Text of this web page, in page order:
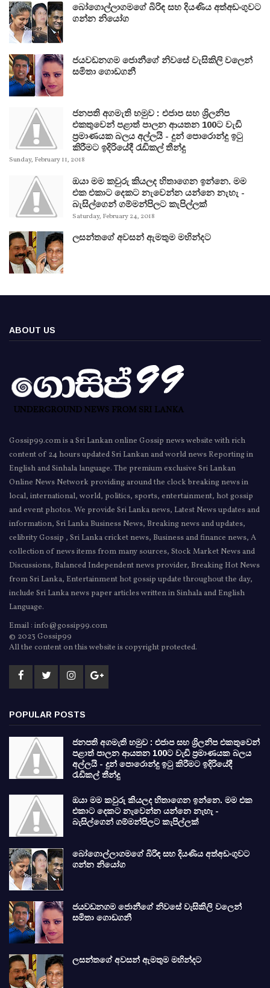
බෝගොල්ලාගමගේ බිරිඳ සහ දියණිය අත්අඩංගුවට
ගන්න නියෝග
ජයවඩනගම ජොනීගේ නිවසේ වැසිකිලි වලෙන්
සමිතා ගොඩගනී
ජනපති අගමැති හමුව : එජාප සහ ශ්‍රිලනිප
එකතුවෙන් පළාත් පාලන ආයතන 100ට වැඩි
ප්‍රමාණයක බලය අල්ලයි - දුන් පොරොන්දු ඉටු
කිරීමට ඉදිරියේදී රැඩිකල් තීන්දු
Sunday, February 11, 2018
ඔයා මම කවුරු කියලද හිතාගෙන ඉන්නෙ. මම
එක එකාට දෙකට නැවෙන්න යන්නෙ නැහැ -
බැසිල්ගෙන් ගම්මන්පිලට කැපිල්ලක්
Saturday, February 24, 2018
ලසන්තගේ අවසන් ඇමතුම මහින්දට
ABOUT US
Gossip99.com is a Sri Lankan online Gossip news website with rich
content of 24 hours updated Sri Lankan and world news Reporting in
English and Sinhala language. The premium exclusive Sri Lankan
Online News Network providing around the clock breaking news in
local, international, world, politics, sports, entertainment, hot gossip
and event photos. We provide Sri Lanka news, Latest News updates and
information, Sri Lanka Business News, Breaking news and updates,
celibrity Gossip , Sri Lanka cricket news, Business and finance news, A
collection of news items from many sources, Stock Market News and
Discussions, Balanced Independent news provider, Breaking Hot News
from Sri Lanka, Entertainment hot gossip update throughout the day,
include Sri Lanka news paper articles written in Sinhala and English
Language.
Email : info@gossip99.com
© 2023 Gossip99
All the content on this website is copyright protected.
POPULAR POSTS
ජනපති අගමැති හමුව : එජාප සහ ශ්‍රිලනිප එකතුවෙන්
පළාත් පාලන ආයතන 100ට වැඩි ප්‍රමාණයක බලය
අල්ලයි - දුන් පොරොන්දු ඉටු කිරීමට ඉදිරියේදී
රැඩිකල් තීන්දු
ඔයා මම කවුරු කියලද හිතාගෙන ඉන්නෙ. මම එක
එකාට දෙකට නැවෙන්න යන්නෙ නැහැ -
බැසිල්ගෙන් ගම්මන්පිලට කැපිල්ලක්
බෝගොල්ලාගමගේ බිරිඳ සහ දියණිය අත්අඩංගුවට
ගන්න නියෝග
ජයවඩනගම ජොනීගේ නිවසේ වැසිකිලි වලෙන්
සමිතා ගොඩගනී
ලසන්තගේ අවසන් ඇමතුම මහින්දට